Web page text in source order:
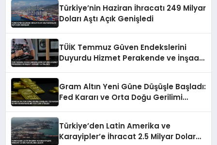
Türkiye’nin Haziran İhracatı 249 Milyar
Doları Aştı Açık Genişledi
TÜİK Temmuz Güven Endekslerini
Duyurdu Hizmet Perakende ve İnşaat
Gram Altın Yeni Güne Düşüşle Başladı:
Fed Kararı ve Orta Doğu Gerilimi
Türkiye’den Latin Amerika ve
Karayipler’e İhracat 2.5 Milyar Dolara